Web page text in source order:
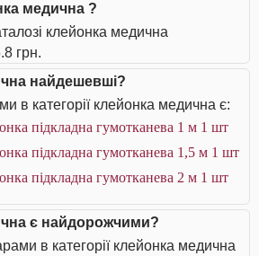
медична ?
клейонка медична
грн.
найдешевші?
в категорії клейонка медична є:
підкладна гумотканева 1 м 1 шт
підкладна гумотканева 1,5 м 1 шт
підкладна гумотканева 2 м 1 шт
є найдорожчими?
в категорії клейонка медична